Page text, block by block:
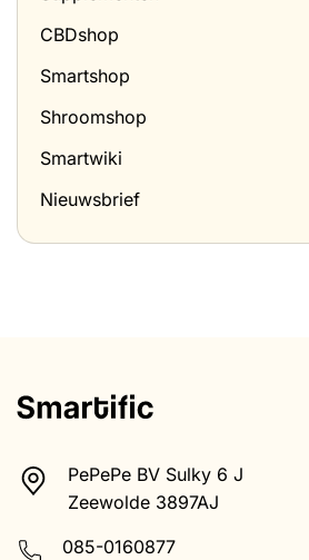
CBDshop
Smartshop
Shroomshop
Smartwiki
Nieuwsbrief
PePePe BV Sulky 6 J
Zeewolde 3897AJ
085-0160877